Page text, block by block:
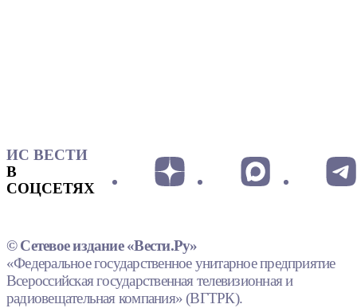
ИС ВЕСТИ
В
СОЦСЕТЯХ
© Сетевое издание «Вести.Ру»
«Федеральное государственное унитарное предприятие
Всероссийская государственная телевизионная и
радиовещательная компания» (ВГТРК).